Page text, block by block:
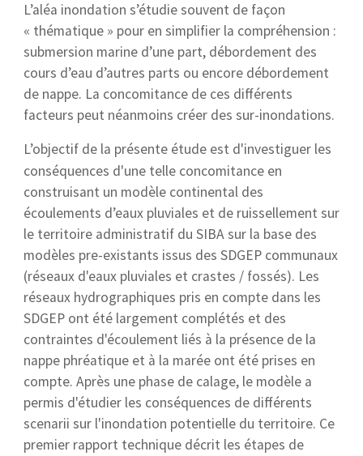
L’aléa inondation s’étudie souvent de façon
« thématique » pour en simplifier la compréhension :
submersion marine d’une part, débordement des
cours d’eau d’autres parts ou encore débordement
de nappe. La concomitance de ces différents
facteurs peut néanmoins créer des sur-inondations.
L’objectif de la présente étude est d'investiguer les
conséquences d'une telle concomitance en
construisant un modèle continental des
écoulements d’eaux pluviales et de ruissellement sur
le territoire administratif du SIBA sur la base des
modèles pre-existants issus des SDGEP communaux
(réseaux d'eaux pluviales et crastes / fossés). Les
réseaux hydrographiques pris en compte dans les
SDGEP ont été largement complétés et des
contraintes d'écoulement liés à la présence de la
nappe phréatique et à la marée ont été prises en
compte. Après une phase de calage, le modèle a
permis d'étudier les conséquences de différents
scenarii sur l'inondation potentielle du territoire. Ce
premier rapport technique décrit les étapes de